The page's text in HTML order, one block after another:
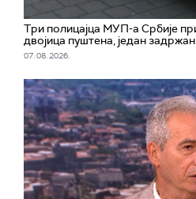
Три полицајца МУП-а Србије
двојица пуштена, један задржан
07. 08. 2026.